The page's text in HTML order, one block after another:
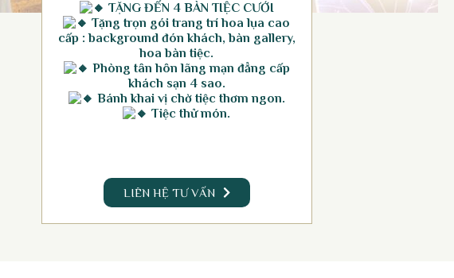
TẶNG ĐẾN 4 BÀN TIỆC CƯỚI
Tặng trọn gói trang trí hoa lụa cao
cấp : background đón khách, bàn gallery,
hoa bàn tiệc.
Phòng tân hôn lãng mạn đẳng cấp
khách sạn 4 sao.
Bánh khai vị chờ tiệc thơm ngon.
Tiệc thử món.
LIÊN HỆ TƯ VẤN